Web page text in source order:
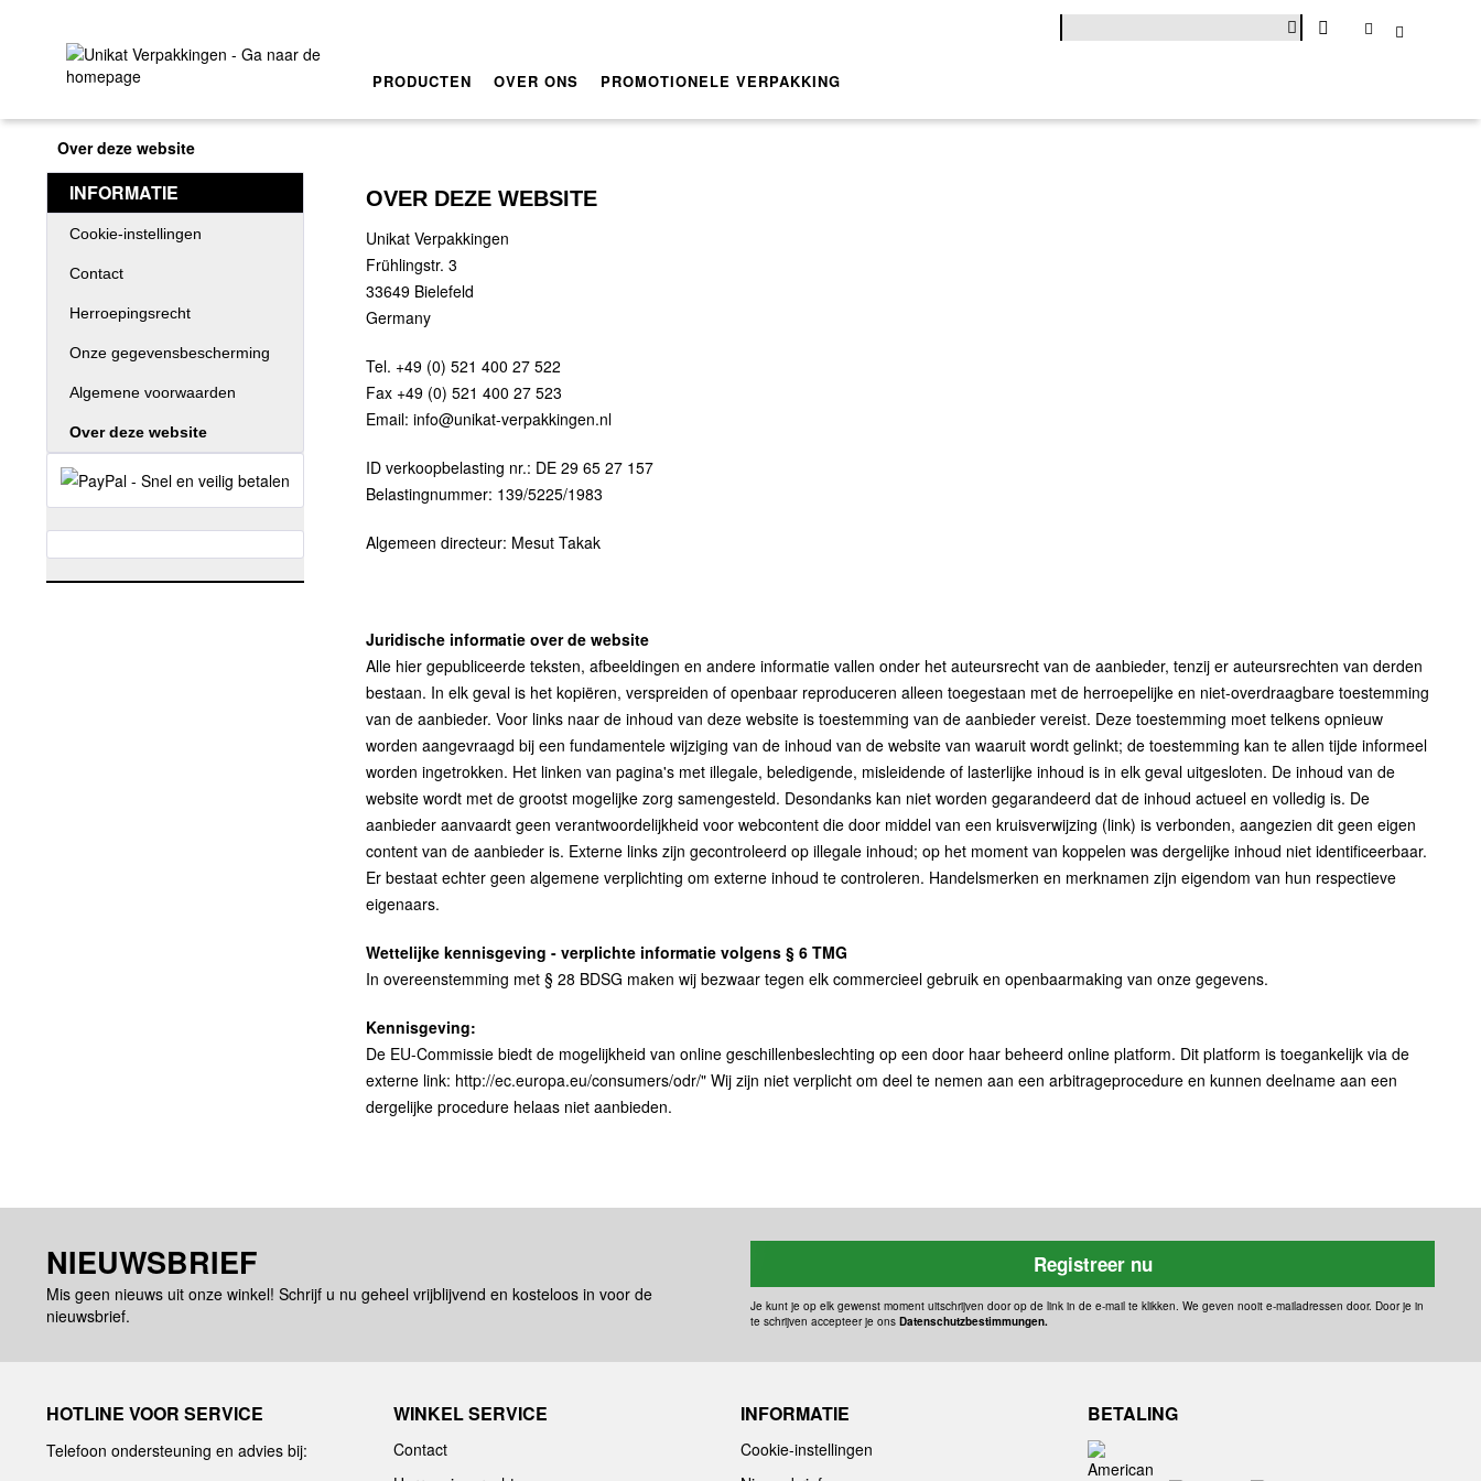
PRODUCTEN OVER ONS PROMOTIONELE VERPAKKING
Over deze website
INFORMATIE
Cookie-instellingen
Contact
Herroepingsrecht
Onze gegevensbescherming
Algemene voorwaarden
Over deze website
OVER DEZE WEBSITE
Unikat Verpakkingen
Frühlingstr. 3
33649 Bielefeld
Germany
Tel. +49 (0) 521 400 27 522
Fax +49 (0) 521 400 27 523
Email: info@unikat-verpakkingen.nl
ID verkoopbelasting nr.: DE 29 65 27 157
Belastingnummer: 139/5225/1983
Algemeen directeur: Mesut Takak
Juridische informatie over de website
Alle hier gepubliceerde teksten, afbeeldingen en andere informatie vallen onder het auteursrecht van de aanbieder, tenzij er auteursrechten van derden
bestaan. In elk geval is het kopiëren, verspreiden of openbaar reproduceren alleen toegestaan met de herroepelijke en niet-overdraagbare toestemming
van de aanbieder. Voor links naar de inhoud van deze website is toestemming van de aanbieder vereist. Deze toestemming moet telkens opnieuw
worden aangevraagd bij een fundamentele wijziging van de inhoud van de website van waaruit wordt gelinkt; de toestemming kan te allen tijde informeel
worden ingetrokken. Het linken van pagina's met illegale, beledigende, misleidende of lasterlijke inhoud is in elk geval uitgesloten. De inhoud van de
website wordt met de grootst mogelijke zorg samengesteld. Desondanks kan niet worden gegarandeerd dat de inhoud actueel en volledig is. De
aanbieder aanvaardt geen verantwoordelijkheid voor webcontent die door middel van een kruisverwijzing (link) is verbonden, aangezien dit geen eigen
content van de aanbieder is. Externe links zijn gecontroleerd op illegale inhoud; op het moment van koppelen was dergelijke inhoud niet identificeerbaar.
Er bestaat echter geen algemene verplichting om externe inhoud te controleren. Handelsmerken en merknamen zijn eigendom van hun respectieve
eigenaars.
Wettelijke kennisgeving - verplichte informatie volgens § 6 TMG
In overeenstemming met § 28 BDSG maken wij bezwaar tegen elk commercieel gebruik en openbaarmaking van onze gegevens.
Kennisgeving:
De EU-Commissie biedt de mogelijkheid van online geschillenbeslechting op een door haar beheerd online platform. Dit platform is toegankelijk via de
externe link: http://ec.europa.eu/consumers/odr/" Wij zijn niet verplicht om deel te nemen aan een arbitrageprocedure en kunnen deelname aan een
dergelijke procedure helaas niet aanbieden.
NIEUWSBRIEF
Mis geen nieuws uit onze winkel! Schrijf u nu geheel vrijblijvend en kosteloos in voor de
nieuwsbrief.
Registreer nu
Je kunt je op elk gewenst moment uitschrijven door op de link in de e-mail te klikken. We geven nooit e-mailadressen door. Door je in
te schrijven accepteer je onsDatenschutzbestimmungen.
HOTLINE VOOR SERVICE
Telefoon ondersteuning en advies bij:
WINKEL SERVICE
Contact
INFORMATIE
Cookie-instellingen
BETALING